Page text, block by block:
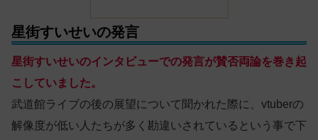
星街すいせいの発言
星街すいせいのインタビューでの発言が賛否両論を巻き起
こしていました。
武道館ライブの後の展望について聞かれた際に、vtuberの
解像度が低い人たちが多く勘違いされているという事で下